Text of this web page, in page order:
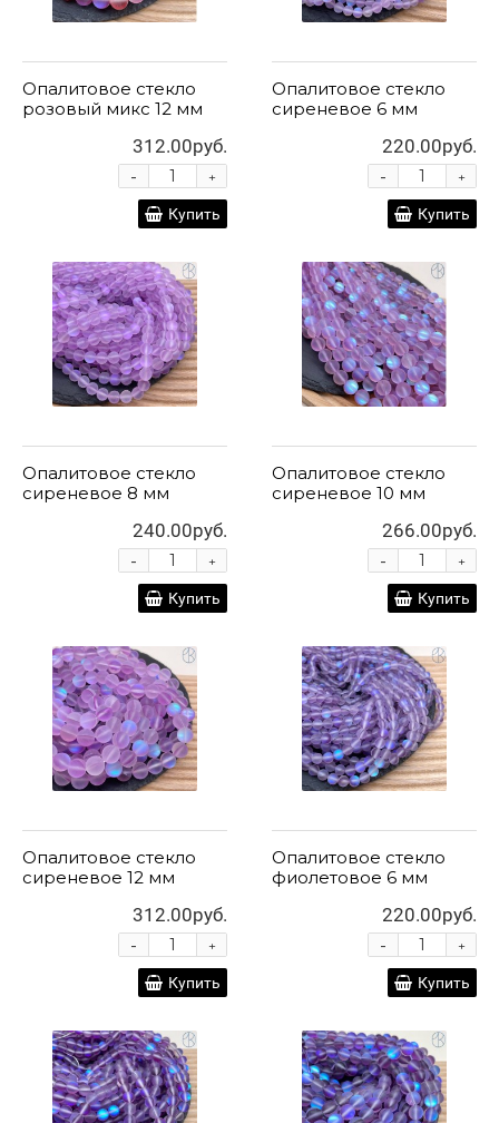
Опалитовое стекло
розовый микс 12 мм
312.00руб.
+
-
Купить
Опалитовое стекло
сиреневое 6 мм
220.00руб.
+
-
Купить
Опалитовое стекло
сиреневое 8 мм
240.00руб.
+
-
Купить
Опалитовое стекло
сиреневое 10 мм
266.00руб.
+
-
Купить
Опалитовое стекло
сиреневое 12 мм
312.00руб.
+
-
Купить
Опалитовое стекло
фиолетовое 6 мм
220.00руб.
+
-
Купить